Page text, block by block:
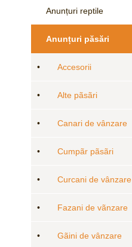
Anunțuri reptile
Anunțuri păsări
• Accesorii
• Alte pãsãri
• Canari de vânzare
• Cumpãr pãsãri
• Curcani de vânzare
• Fazani de vãnzare
• Gãini de vânzare